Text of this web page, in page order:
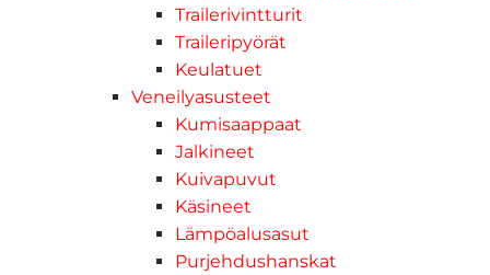
Trailerivintturit
Traileripyörät
Keulatuet
Veneilyasusteet
Kumisaappaat
Jalkineet
Kuivapuvut
Käsineet
Lämpöalusasut
Purjehdushanskat